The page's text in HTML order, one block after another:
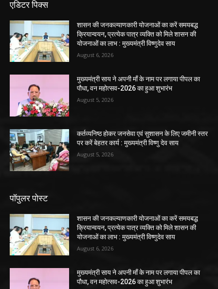
एडिटर पिक्स
शासन की जनकल्याणकारी योजनाओं का करें समयबद्ध
क्रियान्वयन, प्रत्येक पात्र व्यक्ति को मिले शासन की
योजनाओं का लाभ : मुख्यमंत्री विष्णुदेव साय
August 6, 2026
मुख्यमंत्री साय ने अपनी माँ के नाम पर लगाया पीपल का
पौधा, वन महोत्सव-2026 का हुआ शुभारंभ
August 5, 2026
कर्तव्यनिष्ठ होकर जनसेवा एवं सुशासन के लिए जमीनी स्तर
पर करें बेहतर कार्य : मुख्यमंत्री विष्णु देव साय
August 5, 2026
पॉपुलर पोस्ट
शासन की जनकल्याणकारी योजनाओं का करें समयबद्ध
क्रियान्वयन, प्रत्येक पात्र व्यक्ति को मिले शासन की
योजनाओं का लाभ : मुख्यमंत्री विष्णुदेव साय
August 6, 2026
मुख्यमंत्री साय ने अपनी माँ के नाम पर लगाया पीपल का
पौधा, वन महोत्सव-2026 का हुआ शुभारंभ